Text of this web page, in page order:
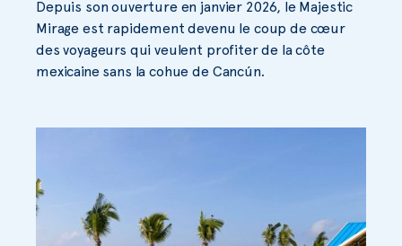
Depuis son ouverture en janvier 2026, le Majestic
Mirage est rapidement devenu le coup de cœur
des voyageurs qui veulent profiter de la côte
mexicaine sans la cohue de Cancún.